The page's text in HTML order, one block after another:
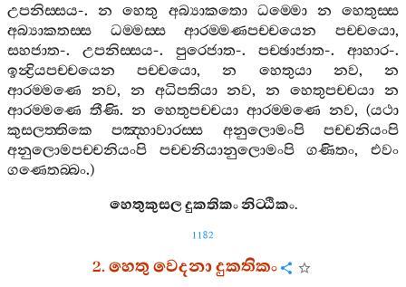
උපනිස‍්සය-.න හෙතු අබ්‍යාකතො ධම‍්මො න
හෙතුස‍්ස
අබ්‍යාකතස‍්ස
ධම‍්මස‍්ස ආරම‍්මණපච‍්චයෙන පච‍්චයො,
සහජාත-. උපනිස‍්සය-. පුරෙජාත-. පච‍්ඡාජාත-. ආහාර-.
ඉන්‍ද්‍රියපච‍්චයෙන
පච‍්චයො,න හෙතුයා නව,න
ආරම‍්මණෙ
නව, න අධිපතියා නව,න හෙතුපච‍්චයා න
ආරම‍්මණෙ තීණි. න හෙතුපච‍්චයා ආරම‍්මණෙ නව, (යථා
කුසලත‍්තිකෙ
පඤ‍්හාවාරස‍්ස අනුලොමංපි
පච‍්චනියංපි
අනුලොමපච‍්චනියංපි
පච‍්චනියානුලොමංපි ගණිතං,එවං
ගණෙතබ‍්බං.)
හෙතුකුසලදුකතිකංනිට‍්ඨිකං.
1182
2.හෙතුවෙදනාදුකතිකං